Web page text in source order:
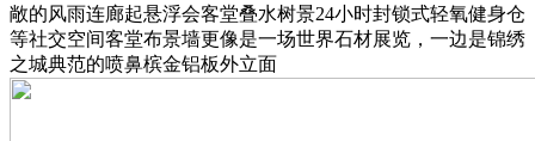
敞的风雨连廊起悬浮会客堂叠水树景24小时封锁式轻氧健身仓
等社交空间客堂布景墙更像是一场世界石材展览，一边是锦绣
之城典范的喷鼻槟金铝板外立面